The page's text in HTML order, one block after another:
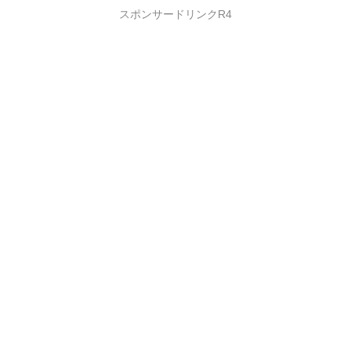
スポンサードリンクR4